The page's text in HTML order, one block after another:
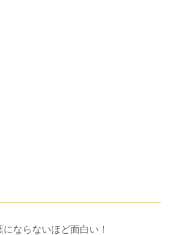
ならないほど面白い！